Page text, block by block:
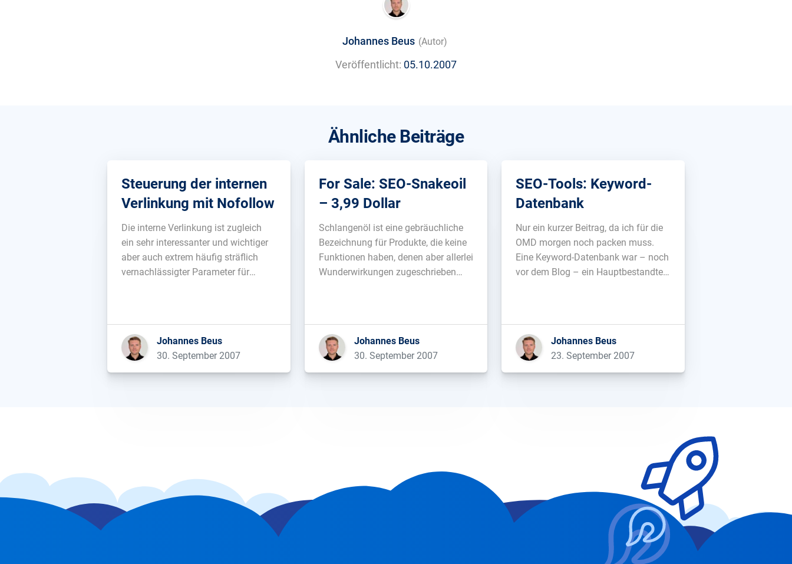
Johannes Beus (Autor)
Veröffentlicht: 05.10.2007
Ähnliche Beiträge
Steuerung der internen
Verlinkung mit Nofollow
Die interne Verlinkung ist zugleich
ein sehr interessanter und wichtiger
aber auch extrem häufig sträflich
vernachlässigter Parameter für
werden, ohne, dass neue eingehende
Links gekauft akquiriert werden
müssen. Die Homepage eines
Johannes Beus
30. September 2007
For Sale: SEO-Snakeoil
– 3,99 Dollar
Schlangenöl ist eine gebräuchliche
Bezeichnung für Produkte, die keine
Funktionen haben, denen aber allerlei
Wunderwirkungen zugeschrieben
verkauften, scheint es mittlerweile
auch den Weg in den
Suchmaschinenoptimierungsbereich
Johannes Beus
30. September 2007
SEO-Tools: Keyword-
Datenbank
Nur ein kurzer Beitrag, da ich für die
OMD morgen noch packen muss.
Eine Keyword-Datenbank war – noch
vor dem Blog – ein Hauptbestandteil
Programme pro Sekunde und war
gezwungen, den Dienst offline […]...
Johannes Beus
23. September 2007